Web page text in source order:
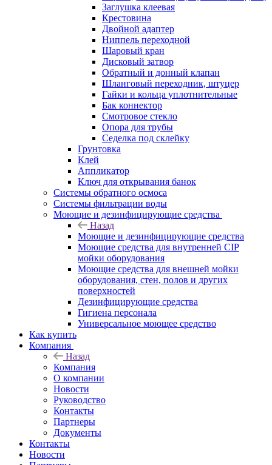
Заглушка клеевая
Крестовина
Двойной адаптер
Ниппель переходной
Шаровый кран
Дисковый затвор
Обратный и донный клапан
Шланговый переходник, штуцер
Гайки и кольца уплотнительные
Бак коннектор
Смотровое стекло
Опора для трубы
Седелка под склейку
Грунтовка
Клей
Аппликатор
Ключ для открывания банок
Системы обратного осмоса
Системы фильтрации воды
Моющие и дезинфицирующие средства
Назад
Моющие и дезинфицирующие средства
Моющие средства для внутренней CIP
мойки оборудования
Моющие средства для внешней мойки
оборудования, стен, полов и других
поверхностей
Дезинфицирующие средства
Гигиена персонала
Универсальное моющее средство
Как купить
Компания
Назад
Компания
О компании
Новости
Руководство
Контакты
Партнеры
Документы
Контакты
Новости